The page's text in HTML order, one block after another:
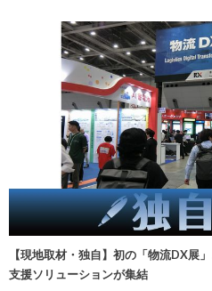
【現地取材・独自】初の「物流DX展
支援ソリューションが集結